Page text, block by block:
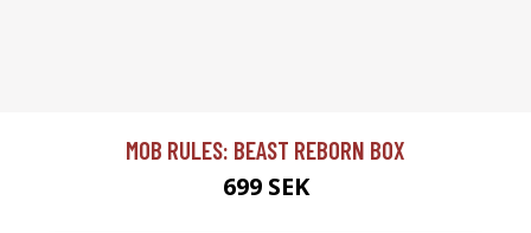
MOB RULES: BEAST REBORN BOX
699 SEK